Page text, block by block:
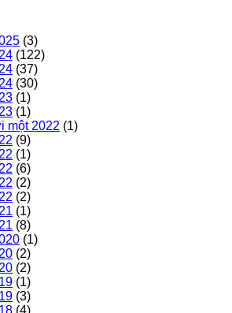
(3)
(122)
(37)
(30)
(1)
(1)
một 2022 (1)
(9)
(1)
(6)
(2)
(2)
(1)
(8)
(1)
(2)
(2)
(1)
(3)